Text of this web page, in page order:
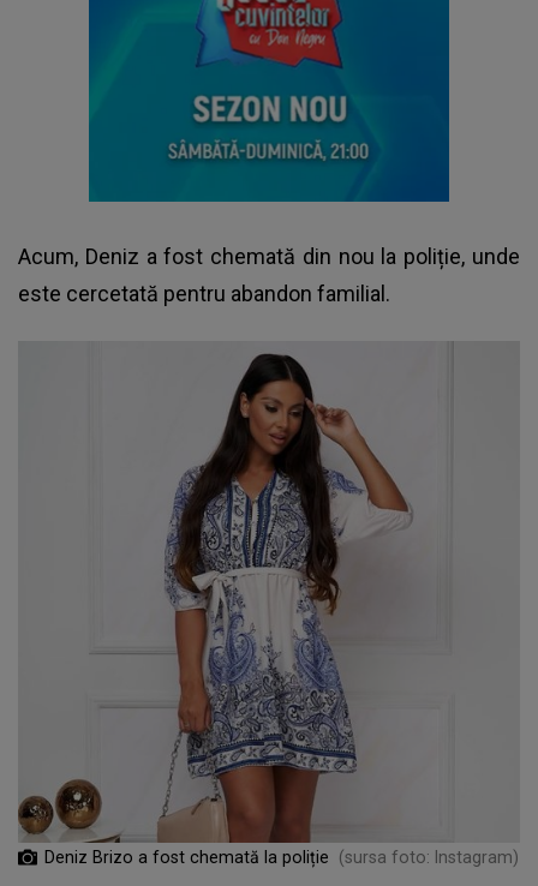
Acum, Deniz a fost chemată din nou la poliție, unde
este cercetată pentru abandon familial.
Deniz Brizo a fost chemată la poliție (sursa foto: Instagram)